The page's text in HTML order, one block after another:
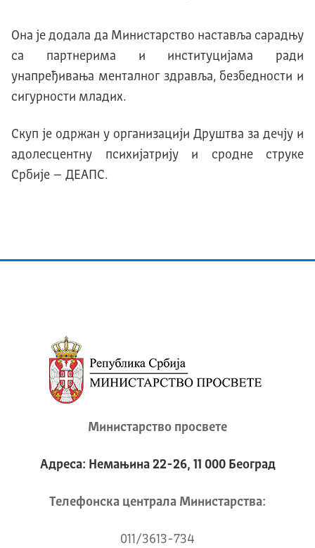
Она је додала да Министарство наставља сарадњу
са партнерима и институцијама ради
унапређивања менталног здравља, безбедности и
сигурности младих.
Скуп је одржан у организацији Друштва за дечју и
адолесцентну психијатрију и сродне струке
Србије – ДЕАПС.
Министарство просвете
Адреса: Немањина 22-26, 11 000 Београд
Телeфонска централа Mинистарства:
011/3613-734